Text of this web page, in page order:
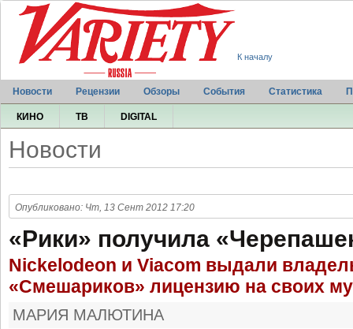
К началу
Новости Рецензии Обзоры События Статистика
КИНО ТВ DIGITAL
Новости
Опубликовано: Чт, 13 Сент 2012 17:20
«Рики» получила
Nickelodeon и Viacom выдали
«Смешариков» лицензию на своих
МАРИЯ МАЛЮТИНА